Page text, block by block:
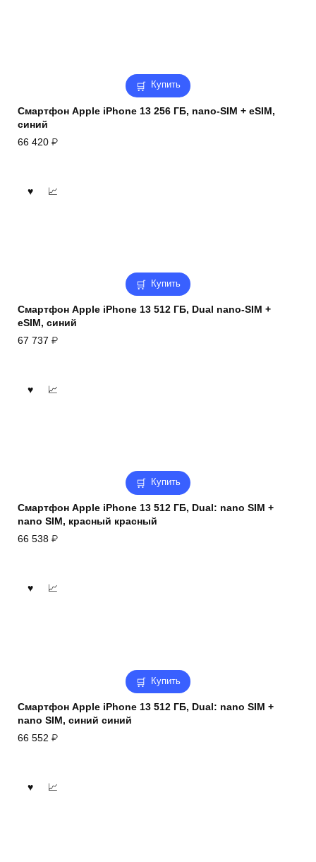
Купить
Смартфон Apple iPhone 13 256 ГБ, nano-SIM + eSIM,
синий
66 420 ₽
Купить
Смартфон Apple iPhone 13 512 ГБ, Dual nano-SIM +
eSIM, синий
67 737 ₽
Купить
Смартфон Apple iPhone 13 512 ГБ, Dual: nano SIM +
nano SIM, красный красный
66 538 ₽
Купить
Смартфон Apple iPhone 13 512 ГБ, Dual: nano SIM +
nano SIM, синий синий
66 552 ₽